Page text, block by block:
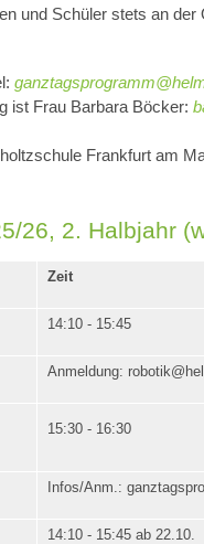
und Schüler stets an der
ist Frau Barbara Böcker:
Frankfurt am
26, 2. Halbjahr
Zeit
14:10 - 15:45
Anmeldung:
15:30 - 16:30
Infos/Anm.:
14:10 - 15:45 ab 22.10.